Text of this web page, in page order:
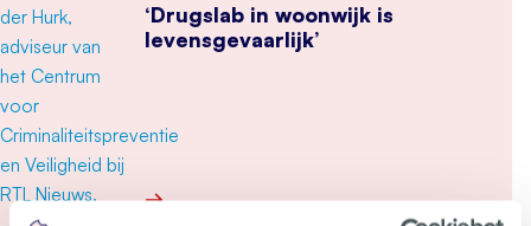
‘Drugslab in woonwijk is
levensgevaarlijk’